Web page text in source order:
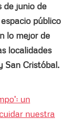
de junio de
público
lo mejor de
localidades
San Cristóbal.
un
nuestra